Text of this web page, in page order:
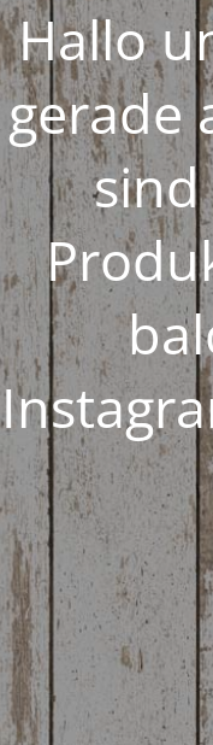
Hallo
gerade